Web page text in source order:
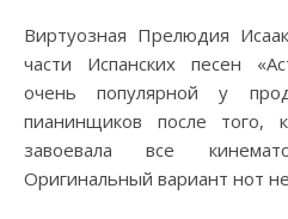
Виртуозная Прелюдия Исаака Альбениса (из первой
части Испанских песен
очень популярной у
пианинщиков после того,
завоевала все
Оригинальный вариант нот